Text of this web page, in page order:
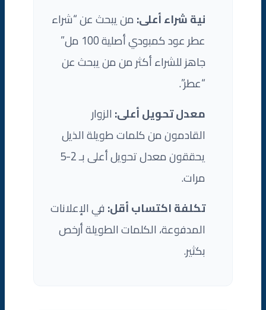
نية شراء أعلى: من يبحث عن “شراء
عطر عود كمبودي أصلية 100 مل”
جاهز للشراء أكثر من من يبحث عن
“عطر”.
معدل تحويل أعلى: الزوار
القادمون من كلمات طويلة الذيل
يحققون معدل تحويل أعلى بـ 2-5
مرات.
تكلفة اكتساب أقل: في الإعلانات
المدفوعة، الكلمات الطويلة أرخص
بكثير.